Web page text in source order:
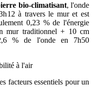
bio-climatisant, l'onde
à travers le mur et est
0,23 % de l'énergie
mur traditionnel + 10 cm
% de l'onde en 7h50
à l'air
facteurs essentiels pour un